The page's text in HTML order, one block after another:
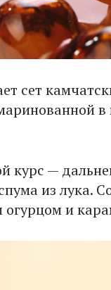
сет
в
курс —
из лука.
и